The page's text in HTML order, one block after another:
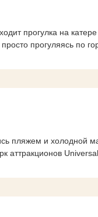
прогулка на
прогуляясь по
пляжем и холодной
аттракционов